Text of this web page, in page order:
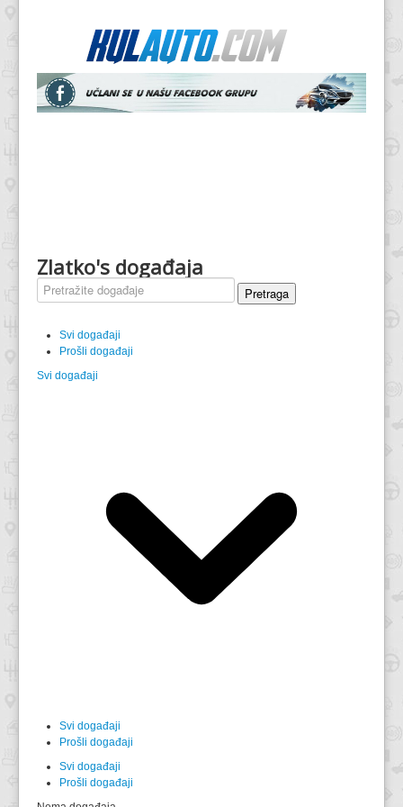
Zlatko's događaja
Pretraga
Svi događaji
Prošli događaji
Svi događaji
Svi događaji
Prošli događaji
Svi događaji
Prošli događaji